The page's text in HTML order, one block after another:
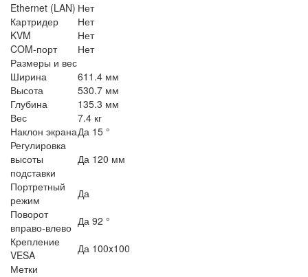
Ethernet (LAN) Нет
Картридер
Нет
KVM
Нет
COM-порт
Нет
Размеры и вес
Ширина
611.4 мм
Высота
530.7 мм
Глубина
135.3 мм
Вес
7.4 кг
Наклон экранаДа 15 °
Регулировка
высоты
подставки
Да 120 мм
Портретный
режим
Да
Поворот
вправо-влево Да 92 °
Крепление
VESA
Да 100x100
Метки